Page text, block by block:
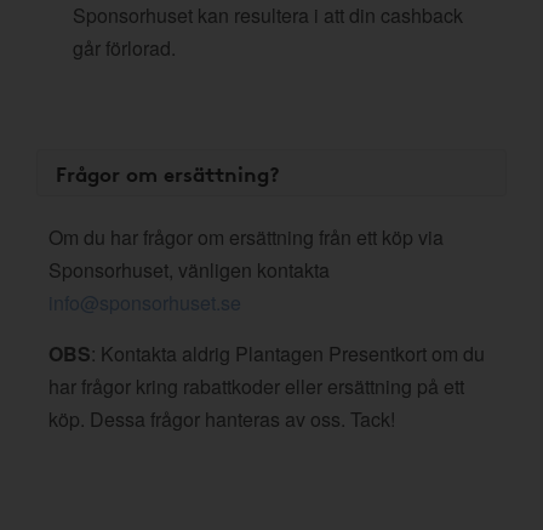
Sponsorhuset kan resultera i att din cashback
går förlorad.
Frågor om ersättning?
Om du har frågor om ersättning från ett köp via
Sponsorhuset, vänligen kontakta
info@sponsorhuset.se
OBS: Kontakta aldrig Plantagen Presentkort om du
har frågor kring rabattkoder eller ersättning på ett
köp. Dessa frågor hanteras av oss. Tack!